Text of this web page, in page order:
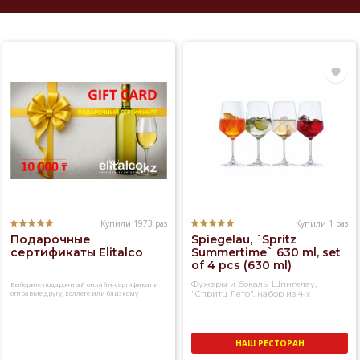
Купили 1973 раз
Подарочные
сертификаты Elitalco
Выберите подарочный онлайн-сертификат и
отправьте другу, коллеге или близкому
Купили 1 раз
Spiegelau, `Spritz
Summertime` 630 ml, set
of 4 pcs (630 ml)
Фужеры и бокалы Шпигелау,
"Спритц Лето", набор из 4-х
НАШ РЕСТОРАН